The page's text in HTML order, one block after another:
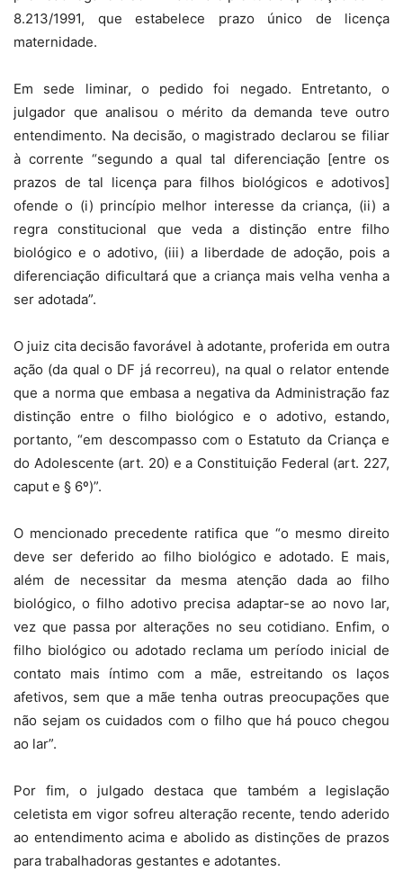
8.213/1991, que estabelece prazo único de licença
maternidade.
Em sede liminar, o pedido foi negado. Entretanto, o
julgador que analisou o mérito da demanda teve outro
entendimento. Na decisão, o magistrado declarou se filiar
à corrente “segundo a qual tal diferenciação [entre os
prazos de tal licença para filhos biológicos e adotivos]
ofende o (i) princípio melhor interesse da criança, (ii) a
regra constitucional que veda a distinção entre filho
biológico e o adotivo, (iii) a liberdade de adoção, pois a
diferenciação dificultará que a criança mais velha venha a
ser adotada”.
O juiz cita decisão favorável à adotante, proferida em outra
ação (da qual o DF já recorreu), na qual o relator entende
que a norma que embasa a negativa da Administração faz
distinção entre o filho biológico e o adotivo, estando,
portanto, “em descompasso com o Estatuto da Criança e
do Adolescente (art. 20) e a Constituição Federal (art. 227,
caput e § 6º)”.
O mencionado precedente ratifica que “o mesmo direito
deve ser deferido ao filho biológico e adotado. E mais,
além de necessitar da mesma atenção dada ao filho
biológico, o filho adotivo precisa adaptar-se ao novo lar,
vez que passa por alterações no seu cotidiano. Enfim, o
filho biológico ou adotado reclama um período inicial de
contato mais íntimo com a mãe, estreitando os laços
afetivos, sem que a mãe tenha outras preocupações que
não sejam os cuidados com o filho que há pouco chegou
ao lar”.
Por fim, o julgado destaca que também a legislação
celetista em vigor sofreu alteração recente, tendo aderido
ao entendimento acima e abolido as distinções de prazos
para trabalhadoras gestantes e adotantes.